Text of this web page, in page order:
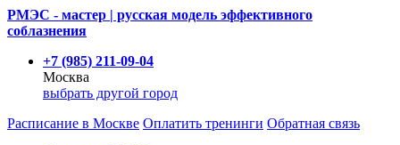
РМЭС - мастер | русская модель эффективного
соблазнения
+7 (985) 211-09-04
Москва
выбрать другой город
Расписание в Москве Оплатить тренинги Обратная связь